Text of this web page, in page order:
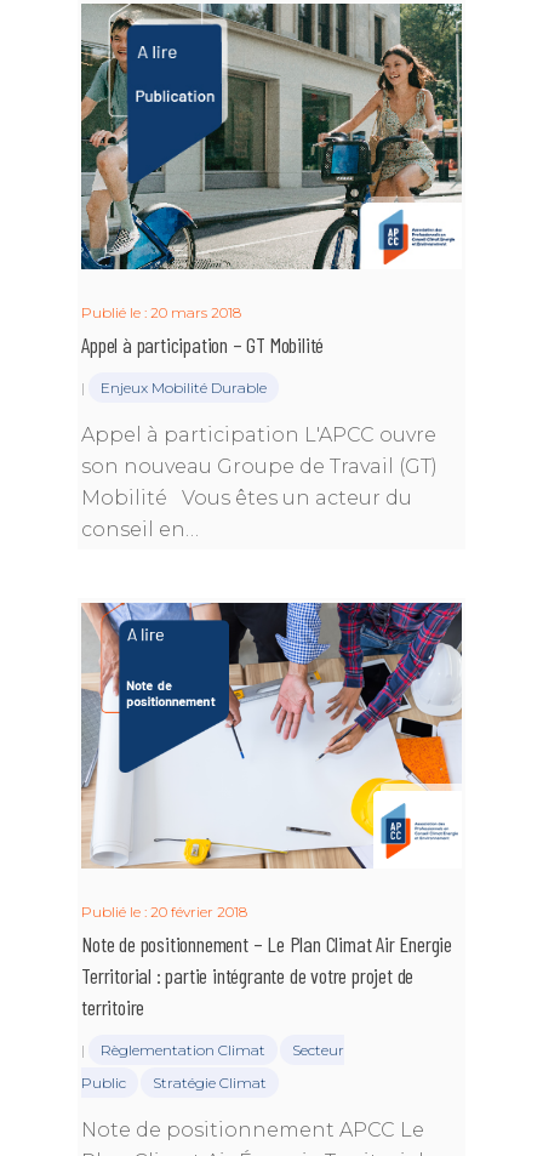
Publié le : 20 mars 2018
Appel à participation – GT Mobilité
| Enjeux Mobilité Durable
Appel à participation L'APCC ouvre
son nouveau Groupe de Travail (GT)
Mobilité Vous êtes un acteur du
conseil en…
Publié le : 20 février 2018
Note de positionnement – Le Plan Climat Air Energie
Territorial : partie intégrante de votre projet de
territoire
| Règlementation Climat
Secteur
Public
Stratégie Climat
Note de positionnement APCC Le